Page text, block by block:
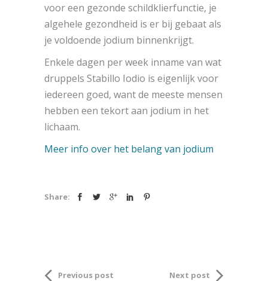
voor een gezonde schildklierfunctie, je
algehele gezondheid is er bij gebaat als
je voldoende jodium binnenkrijgt.
Enkele dagen per week inname van wat
druppels Stabillo Iodio is eigenlijk voor
iedereen goed, want de meeste mensen
hebben een tekort aan jodium in het
lichaam.
Meer info over het belang van jodium
Share:
Previous post Next post